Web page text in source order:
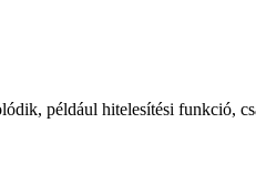
például hitelesítési funkció,